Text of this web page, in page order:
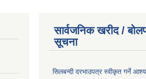
सार्वजनिक खरीद /
सूचना
सिलबन्दी दरभाउपत्र स्वीकृत गर्ने